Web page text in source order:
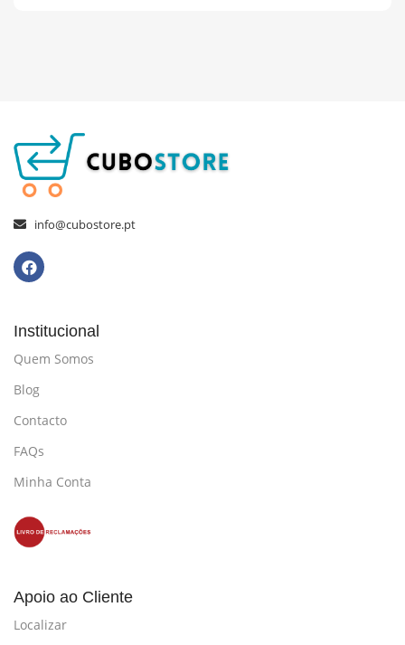
info@cubostore.pt
Institucional
Quem Somos
Blog
Contacto
FAQs
Minha Conta
Apoio ao Cliente
Localizar